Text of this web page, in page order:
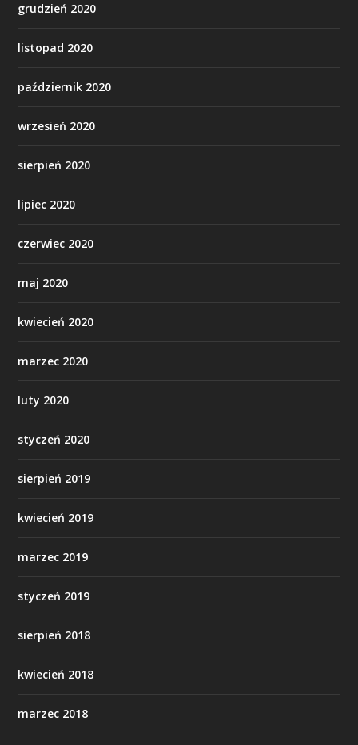
grudzień 2020
listopad 2020
październik 2020
wrzesień 2020
sierpień 2020
lipiec 2020
czerwiec 2020
maj 2020
kwiecień 2020
marzec 2020
luty 2020
styczeń 2020
sierpień 2019
kwiecień 2019
marzec 2019
styczeń 2019
sierpień 2018
kwiecień 2018
marzec 2018